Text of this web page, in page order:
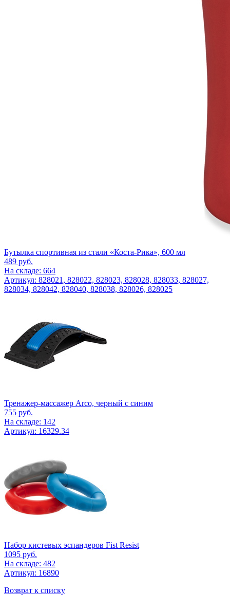
Бутылка спортивная из стали «Коста-Рика», 600 мл
489 руб.
На складе: 664
Артикул: 828021, 828022, 828023, 828028, 828033, 828027,
828034, 828042, 828040, 828038, 828026, 828025
Тренажер-массажер Arco, черный с синим
755 руб.
На складе: 142
Артикул: 16329.34
Набор кистевых эспандеров Fist Resist
1095 руб.
На складе: 482
Артикул: 16890
Возврат к списку